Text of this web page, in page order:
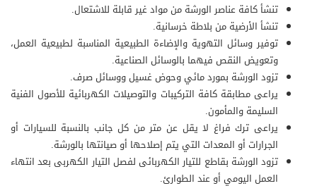
تنشأ كافة عناصر الورشة من مواد غير قابلة للاشتعال.
تنشأ الأرضية من بلاطة خرسانية.
توفير وسائل التهوية والإضاءة الطبيعية المناسبة لطبيعية العمل،
وتعويض النقص فيهما بالوسائل الصناعية.
تزود الورشة بمورد مائي وحوض غسيل ووسائل صرف.
يراعى مطابقة كافة التركيبات والتوصيلات الكهربائية للأصول الفنية
السليمة والمأمون.
يراعى ترك فراغ لا يقل عن متر من كل جانب بالنسبة للسيارات أو
الجرارات أو المعدات التي يتم إصلاحها أو صيانتها بالورشة.
تزود الورشة بقاطع للتيار الكهربائى لفصل التيار الكهربى بعد انتهاء
العمل اليومي أو عند الطوارئ.